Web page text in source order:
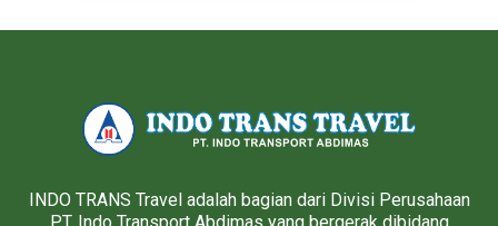
INDO TRANS Travel adalah bagian dari Divisi Perusahaan